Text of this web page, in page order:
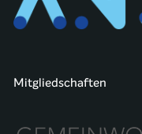
Mitgliedschaften